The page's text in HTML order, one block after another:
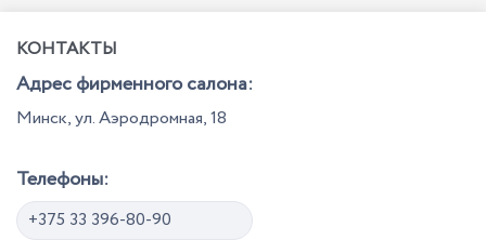
КОНТАКТЫ
Адрес фирменного салона:
Минск, ул. Аэродромная, 18
Телефоны:
+375 33 396-80-90